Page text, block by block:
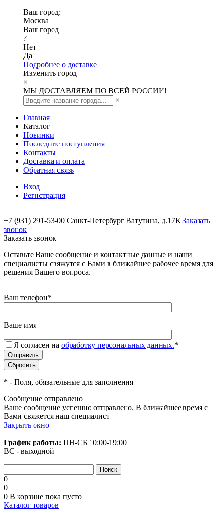
Ваш город:
Москва
Ваш город
?
Нет
Да
Подробнее о доставке
Изменить город
×
МЫ ДОСТАВЛЯЕМ ПО ВСЕЙ РОССИИ!
×
Главная
Каталог
Новинки
Последние поступления
Контакты
Доставка и оплата
Обратная связь
Вход
Регистрация
+7 (931) 291-53-00 Санкт-Петербург Ватутина, д.17К Заказать
звонок
Заказать звонок
Оставьте Ваше сообщение и контактные данные и наши
специалисты свяжутся с Вами в ближайшее рабочее время для
решения Вашего вопроса.
Ваш телефон*
Ваше имя
Я согласен на обработку персональных данных.*
* - Поля, обязательные для заполнения
Сообщение отправлено
Ваше сообщение успешно отправлено. В ближайшее время с
Вами свяжется наш специалист
Закрыть окно
График работы: ПН-СБ 10:00-19:00
ВС - выходной
0
0
0 В корзине пока пусто
Каталог товаров